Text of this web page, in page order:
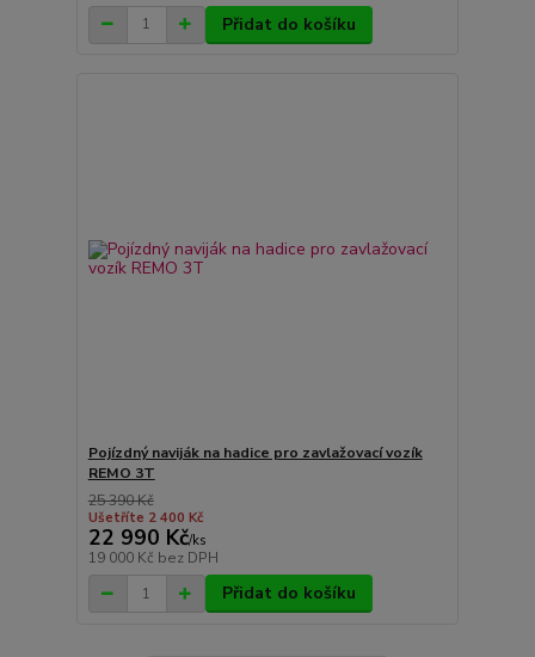
Přidat do košíku
Pojízdný naviják na hadice pro zavlažovací vozík
REMO 3T
25 390 Kč
Ušetříte 2 400 Kč
22 990 Kč/ks
19 000 Kč bez DPH
Přidat do košíku